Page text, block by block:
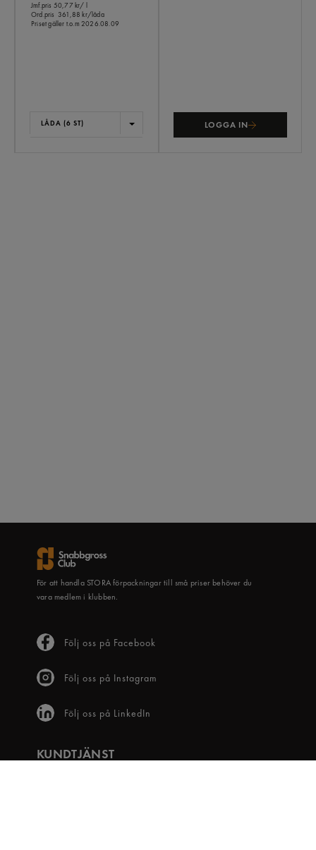
Jmf.pris 50,77 kr/ l
Ord.pris 361,88 kr/låda
Priset gäller t.o.m 2026.08.09
LÅDA (6 ST) LOGGA IN
För att handla STORA förpackningar till små priser behöver du
vara medlem i klubben.
Följ oss på Facebook
Följ oss på Instagram
Följ oss på LinkedIn
KUNDTJÄNST